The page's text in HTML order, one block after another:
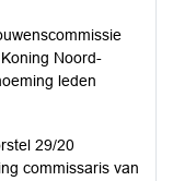
Noord-
leden
29/20
commissaris van